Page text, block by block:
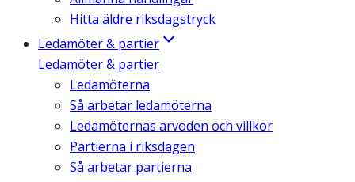
Hitta äldre riksdagstryck
Ledamöter & partier
Ledamöter & partier
Ledamöterna
Så arbetar ledamöterna
Ledamöternas arvoden och villkor
Partierna i riksdagen
Så arbetar partierna